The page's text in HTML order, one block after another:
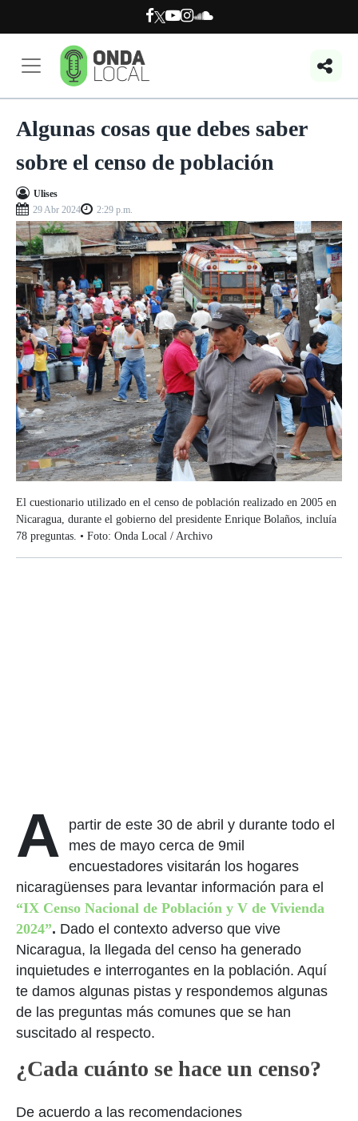
Algunas cosas que debes saber
sobre el censo de población
Ulises
29 Abr 2024
2:29 p.m.
El cuestionario utilizado en el censo de población realizado en 2005 en
Nicaragua, durante el gobierno del presidente Enrique Bolaños, incluía
78 preguntas. • Foto: Onda Local / Archivo
A
partir de este 30 de abril y durante todo el
mes de mayo cerca de 9mil
encuestadores visitarán los hogares
nicaragüenses para levantar información para el
“IX Censo Nacional de Población y V de Vivienda
2024”. Dado el contexto adverso que vive
Nicaragua, la llegada del censo ha generado
inquietudes e interrogantes en la población. Aquí
te damos algunas pistas y respondemos algunas
de las preguntas más comunes que se han
suscitado al respecto.
¿Cada cuánto se hace un censo?
De acuerdo a las recomendaciones